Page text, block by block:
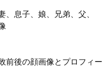
、息子、娘、兄弟、父、
前後の顔画像とプロフィー